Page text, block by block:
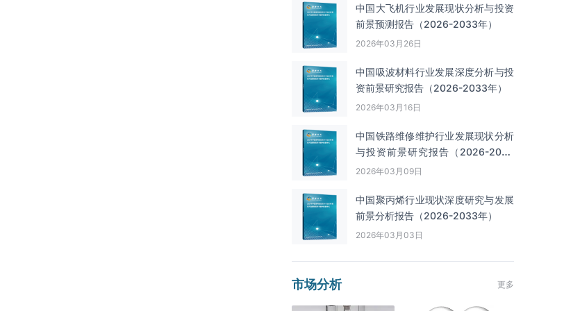
中国大飞机行业发展现状分析与投资
前景预测报告（2026-2033年）
2026年03月26日
中国吸波材料行业发展深度分析与投
资前景研究报告（2026-2033年）
2026年03月16日
中国铁路维修维护行业发展现状分析
与投资前景研究报告（2026-2033
年）
2026年03月09日
中国聚丙烯行业现状深度研究与发展
前景分析报告（2026-2033年）
2026年03月03日
市场分析 更多